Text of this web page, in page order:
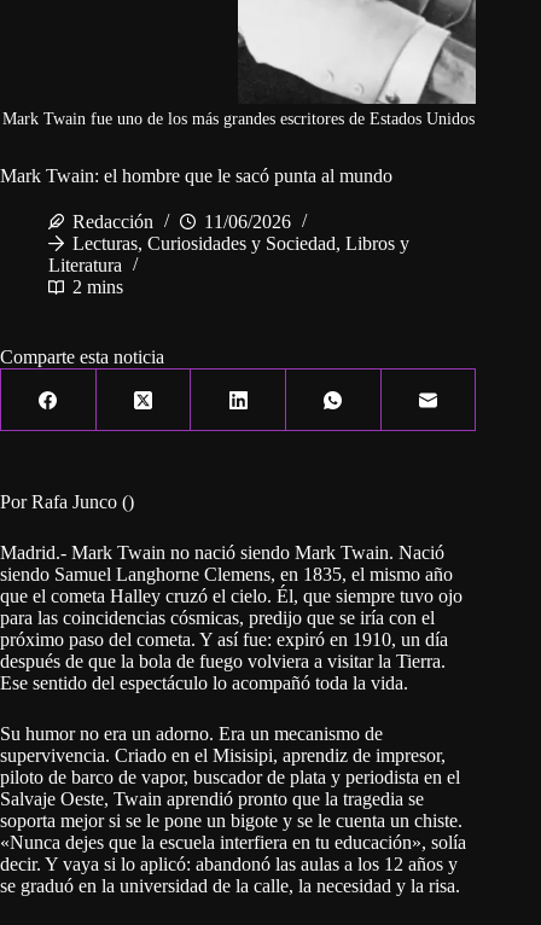
Mark Twain fue uno de los más grandes escritores de Estados Unidos
Mark Twain: el hombre que le sacó punta al mundo
Redacción
11/06/2026
Lecturas, Curiosidades y Sociedad, Libros y
Literatura
2 mins
Comparte esta noticia
Por Rafa Junco ()
Madrid.- Mark Twain no nació siendo Mark Twain. Nació
siendo Samuel Langhorne Clemens, en 1835, el mismo año
que el cometa Halley cruzó el cielo. Él, que siempre tuvo ojo
para las coincidencias cósmicas, predijo que se iría con el
próximo paso del cometa. Y así fue: expiró en 1910, un día
después de que la bola de fuego volviera a visitar la Tierra.
Ese sentido del espectáculo lo acompañó toda la vida.
Su humor no era un adorno. Era un mecanismo de
supervivencia. Criado en el Misisipi, aprendiz de impresor,
piloto de barco de vapor, buscador de plata y periodista en el
Salvaje Oeste, Twain aprendió pronto que la tragedia se
soporta mejor si se le pone un bigote y se le cuenta un chiste.
«Nunca dejes que la escuela interfiera en tu educación», solía
decir. Y vaya si lo aplicó: abandonó las aulas a los 12 años y
se graduó en la universidad de la calle, la necesidad y la risa.